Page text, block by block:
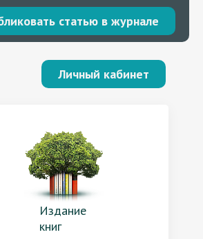
статью в журнале
Личный кабинет
Издание
книг